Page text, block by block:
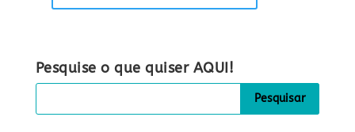
Pesquise o que quiser AQUI!